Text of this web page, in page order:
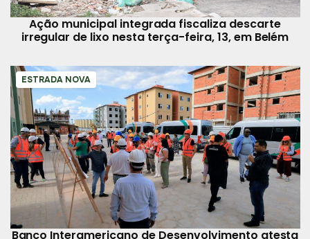
Ação municipal integrada fiscaliza descarte
irregular de lixo nesta terça-feira, 13, em Belém
ESTRADA NOVA
Banco Interamericano de Desenvolvimento atesta